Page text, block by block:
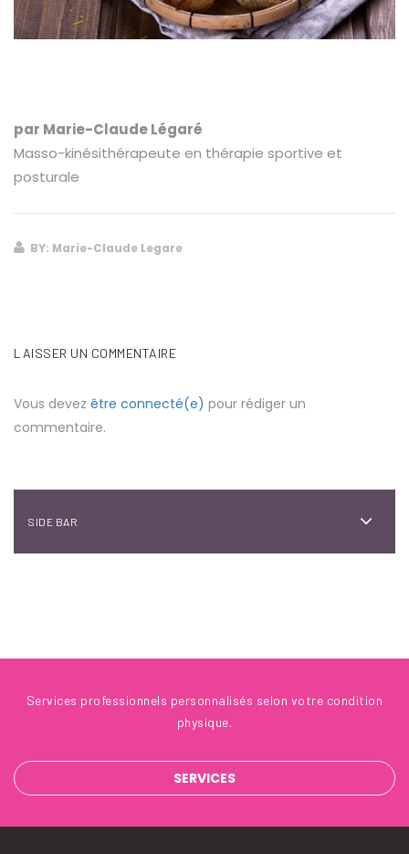
par Marie-Claude Légaré
Masso-kinésithérapeute en thérapie sportive et
posturale
BY: Marie-Claude Legare
LAISSER UN COMMENTAIRE
Vous devez être connecté(e) pour rédiger un
commentaire.
SIDE BAR
Services professionnels personnalisés selon votre condition
physique.
SERVICES